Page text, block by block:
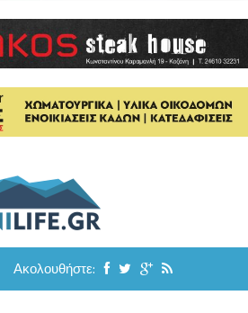
Ακολουθήστε: